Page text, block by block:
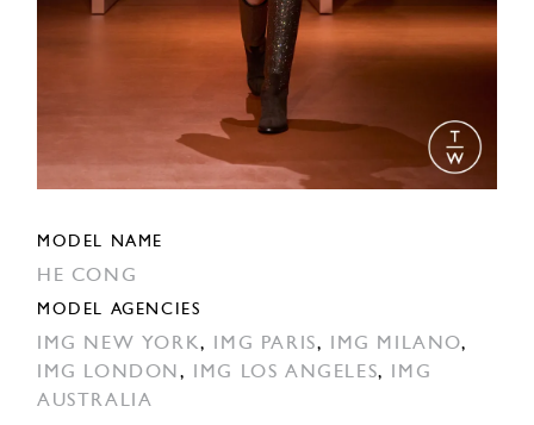
MODEL NAME
HE CONG
MODEL AGENCIES
IMG NEW YORK, IMG PARIS, IMG MILANO,
IMG LONDON , IMG LOS ANGELES,
IMG
AUSTRALIA